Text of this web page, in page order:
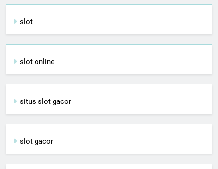
slot
slot online
situs slot gacor
slot gacor